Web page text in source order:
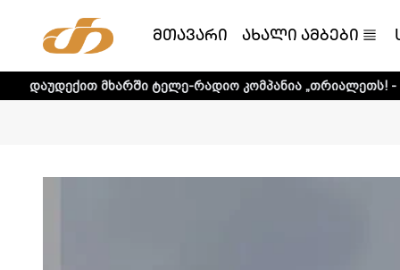
მთავარი ახალი ამბები
მხარში ტელე-რადიო კომპანია „თრიალეთს! - დეტალური